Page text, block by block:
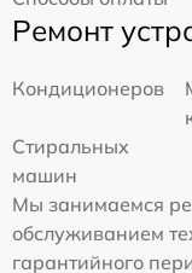
Ремонт
Кондиционеров
Стиральных
машин
Мы занимаемся
обслуживанием
гарантийного